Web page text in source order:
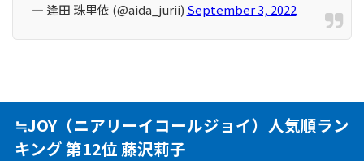
— 逢田 珠里依 (@aida_jurii) September 3, 2022
≒JOY（ニアリーイコールジョイ）人気順ラン
キング 第12位 藤沢莉子